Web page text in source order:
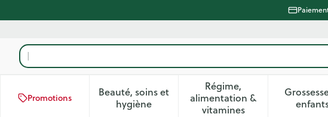
Rechercher
Promotions
Beauté, soins et
hygièneAfficher le sous-menu pour la catégorie
Régime,
alimentation &
vitaminesAfficher le sous-menu